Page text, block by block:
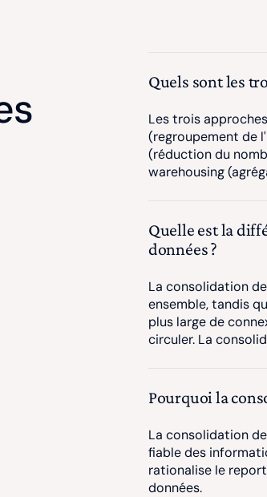
Quels sont les
Les trois
(regroupement de
(réduction du
warehousing
Quelle est la
données ?
La consolidation
ensemble, tandis
plus large de
circuler. La
Pourquoi la
La consolidation
fiable des
rationalise le
données.